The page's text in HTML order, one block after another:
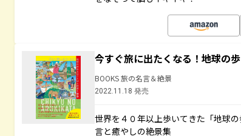
今すぐ旅に出たくなる！地球の
BOOKS 旅の名言＆絶景
2022.11.18 発売
世界を４０年以上歩いてきた「地球
言と癒やしの絶景集